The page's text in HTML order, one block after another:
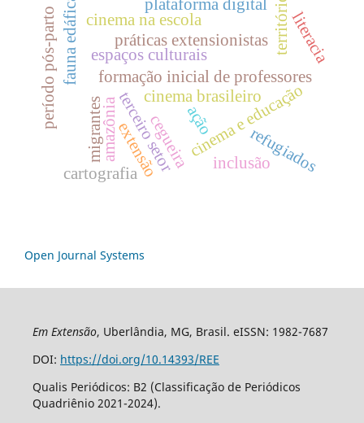
espaços culturais
formação inicial de professores
práticas extensionistas
amazônia
fauna edáfica
cinema e educação
cinema na escola
cinema brasileiro
plataforma digital
terceiro setor
território
período pós-parto
refugiados
migrantes cegueira
literacia
ação
inclusão
extensão
cartografia
Open Journal Systems
Em Extensão, Uberlândia, MG, Brasil. eISSN: 1982-7687
DOI: https://doi.org/10.14393/REE
Qualis Periódicos: B2 (Classificação de Periódicos
Quadriênio 2021-2024).